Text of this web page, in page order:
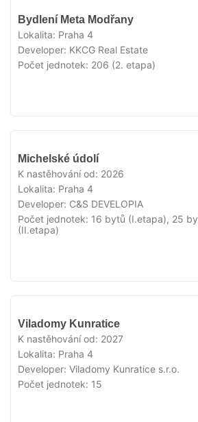
Bydlení Meta Modřany
Lokalita: Praha 4
Developer: KKCG Real Estate
Počet jednotek: 206 (2. etapa)
Michelské údolí
K nastěhování od: 2026
Lokalita: Praha 4
Developer: C&S DEVELOPIA
Počet jednotek: 16 bytů (I.etapa), 25
(II.etapa)
Viladomy Kunratice
K nastěhování od: 2027
Lokalita: Praha 4
Developer: Viladomy Kunratice s.r.o.
Počet jednotek: 15